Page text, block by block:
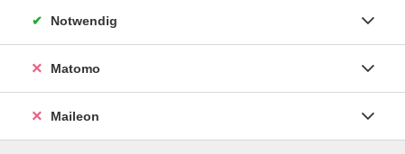
Notwendig
Matomo
Maileon